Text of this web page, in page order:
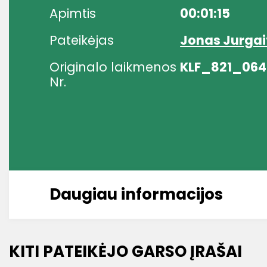
Apimtis
00:01:15
Pateikėjas
Jonas
Originalo laikmenos
Nr.
KLF_821_064
Daugiau informacijos
KITI PATEIKĖJO GARSO ĮRAŠAI